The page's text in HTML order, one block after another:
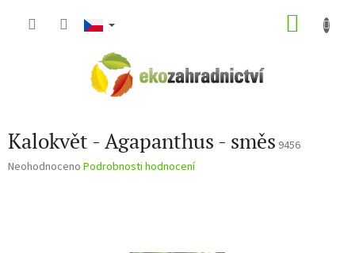
Kalokvět - Agapanthus - směs 9456
Průměrné
Neohodnoceno Podrobnosti hodnocení